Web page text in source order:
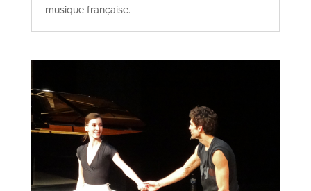
musique française.